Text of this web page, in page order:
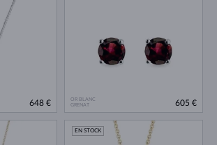
648 €
OR BLANC
GRENAT
605 €
EN STOCK